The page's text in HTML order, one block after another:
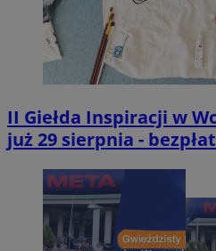
II Giełda Inspiracji w
już 29 sierpnia -